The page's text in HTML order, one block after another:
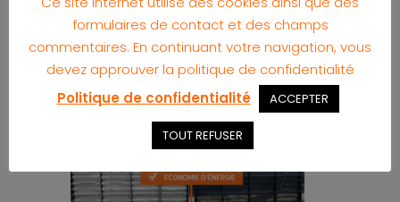
En images
formulaires de contact et des champs
commentaires. En continuant votre navigation, vous
devez approuver la politique de confidentialité
Politique de confidentialité
ACCEPTER
TOUT REFUSER